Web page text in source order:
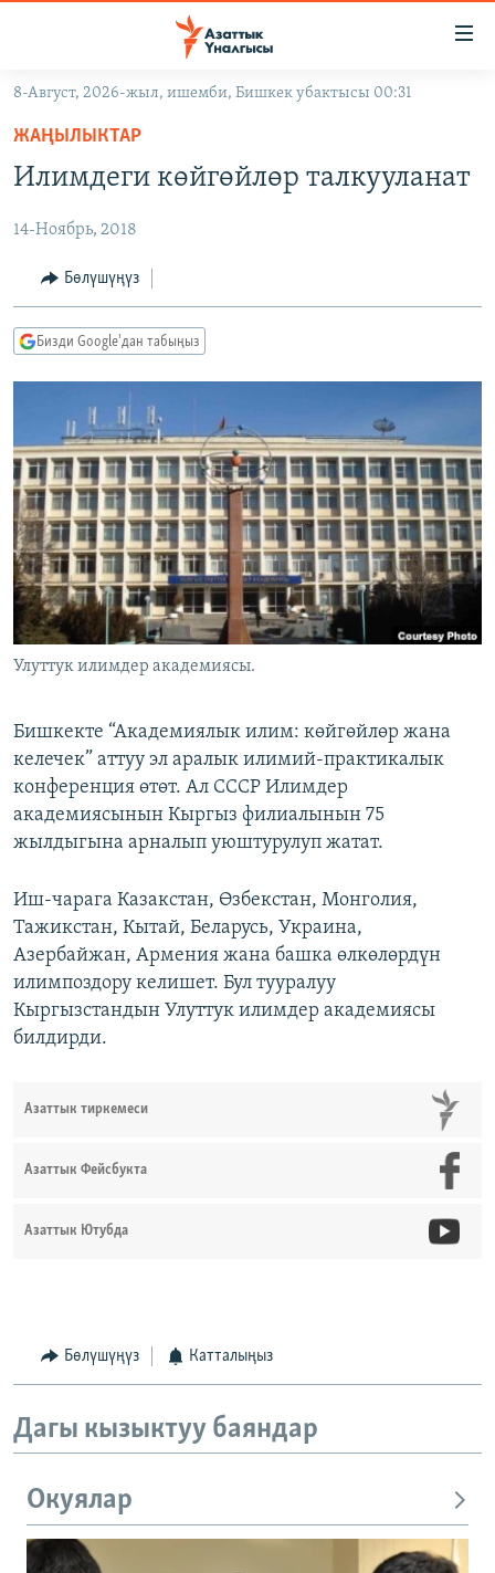
Навигацияга
өтүңүз
Издөөгө
салыңыз
САЯСАТ
ЭКОНОМИКА
ДҮЙНӨ
БОРБОР АЗИЯ
УКРАИНА
АТАЙЫН ИЛИКТӨӨ
БҮГҮН АЗАТТЫКТА
БИЗ ЖАНА ДҮЙНӨ
ДАНИСТЕ
ЭЖЕ-СИҢДИЛЕР
АЗАТТЫК+
ЫҢГАЙСЫЗ СУРООЛОР
ПОДКАСТ
ӨЗГӨЧӨ ПИКИР
Русский
ОНЛАЙН ШЕРИНЕ
ЭЕ/АРнун бардык сайттары
8-Август, 2026-жыл, ишемби, Бишкек убактысы 00:31
ЖАҢЫЛЫКТАР
Илимдеги көйгөйлөр талкууланат
14-Ноябрь, 2018
Бөлүшүңүз
Бизди Google'дан табыңыз
Улуттук илимдер академиясы.
Бишкекте “Академиялык илим: көйгөйлөр жана
келечек” аттуу эл аралык илимий-практикалык
конференция өтөт. Ал СССР Илимдер
академиясынын Кыргыз филиалынын 75
жылдыгына арналып уюштурулуп жатат.
Иш-чарага Казакстан, Өзбекстан, Монголия,
Тажикстан, Кытай, Беларусь, Украина,
Азербайжан, Армения жана башка өлкөлөрдүн
илимпоздору келишет. Бул тууралуу
Кыргызстандын Улуттук илимдер академиясы
билдирди.
Азаттык тиркемеси
Азаттык Фейсбукта
Азаттык Ютубда
Бөлүшүңүз Катталыңыз
Дагы кызыктуу баяндар
Окуялар